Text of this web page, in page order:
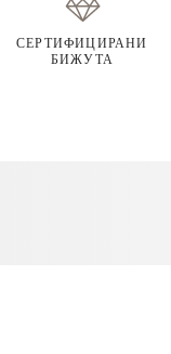
СЕРТИФИЦИРАНИ
БИЖУТА